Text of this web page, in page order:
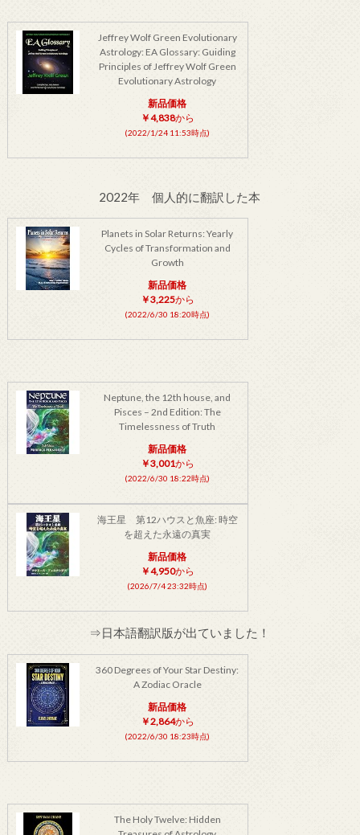
Jeffrey Wolf Green Evolutionary
Astrology: EA Glossary: Guiding
Principles of Jeffrey Wolf Green
Evolutionary Astrology
新品価格
￥4,838から
(2022/1/24 11:53時点)
2022年 個人的に翻訳した本
Planets in Solar Returns: Yearly
Cycles of Transformation and
Growth
新品価格
￥3,225から
(2022/6/30 18:20時点)
Neptune, the 12th house, and
Pisces – 2nd Edition: The
Timelessness of Truth
新品価格
￥3,001から
(2022/6/30 18:22時点)
海王星 第12ハウスと魚座: 時空
を超えた永遠の真実
新品価格
￥4,950から
(2026/7/4 23:32時点)
⇒日本語翻訳版が出ていました！
360 Degrees of Your Star Destiny:
A Zodiac Oracle
新品価格
￥2,864から
(2022/6/30 18:23時点)
The Holy Twelve: Hidden